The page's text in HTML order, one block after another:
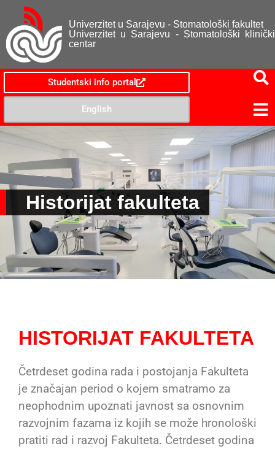
Univerzitet u Sarajevu - Stomatološki fakultet
Univerzitet u Sarajevu - Stomatološki klinički
centar
Studentski info portal
English
Historijat fakulteta
HISTORIJAT FAKULTETA
Četrdeset godina rada i postojanja Fakulteta
je značajan period o kojem smatramo za
neophodnim upoznati javnost sa osnovnim
razvojnim fazama iz kojih se može hronološki
pratiti rad i razvoj Fakulteta. Četrdeset godina